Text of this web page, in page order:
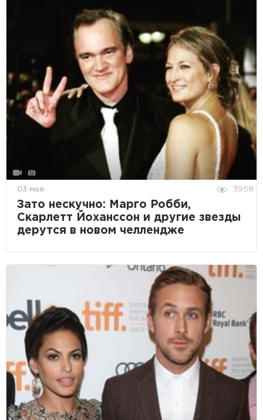
03 мая 3958
Зато нескучно: Марго Робби,
Скарлетт Йоханссон и другие звезды
дерутся в новом челлендже